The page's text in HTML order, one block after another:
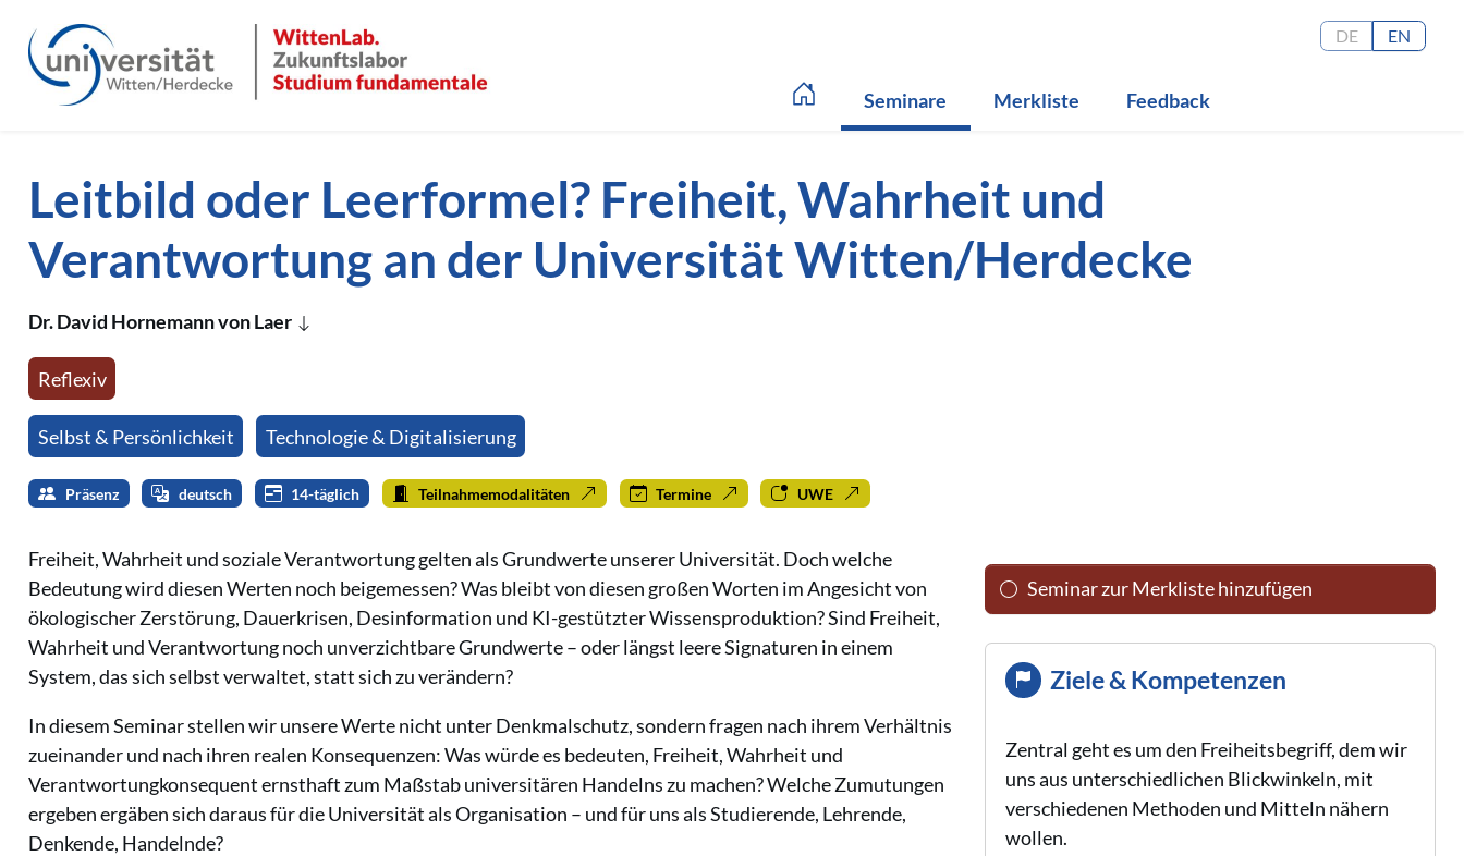
DE EN
Seminare Merkliste Feedback
Leitbild oder Leerformel? Freiheit, Wahrheit und
Verantwortung an der Universität Witten/Herdecke
Dr. David Hornemann von Laer
Reflexiv
Selbst & Persönlichkeit Technologie & Digitalisierung
Präsenz deutsch 14-täglich Teilnahmemodalitäten Termine UWE
Freiheit, Wahrheit und soziale Verantwortung gelten als Grundwerte unserer Universität. Doch welche
Bedeutung wird diesen Werten noch beigemessen? Was bleibt von diesen großen Worten im Angesicht von
ökologischer Zerstörung, Dauerkrisen, Desinformation und KI-gestützter Wissensproduktion? Sind Freiheit,
Wahrheit und Verantwortung noch unverzichtbare Grundwerte – oder längst leere Signaturen in einem
System, das sich selbst verwaltet, statt sich zu verändern?
In diesem Seminar stellen wir unsere Werte nicht unter Denkmalschutz, sondern fragen nach ihrem Verhältnis
zueinander und nach ihren realen Konsequenzen: Was würde es bedeuten, Freiheit, Wahrheit und
Verantwortungkonsequent ernsthaft zum Maßstab universitären Handelns zu machen? Welche Zumutungen
ergeben ergäben sich daraus für die Universität als Organisation – und für uns als Studierende, Lehrende,
Denkende, Handelnde?
Seminar zur Merkliste hinzufügen
Ziele & Kompetenzen
Zentral geht es um den Freiheitsbegriff, dem wir
uns aus unterschiedlichen Blickwinkeln, mit
verschiedenen Methoden und Mitteln nähern
wollen.